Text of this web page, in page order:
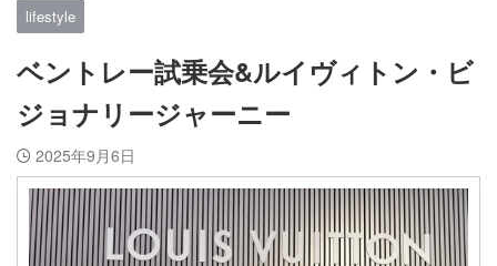
lifestyle
ベントレー試乗会&ルイヴィトン・ビ
ジョナリージャーニー
2025年9月6日